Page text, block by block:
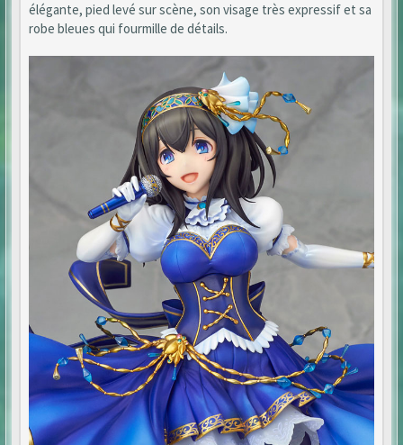
élégante, pied levé sur scène, son visage très expressif et sa
robe bleues qui fourmille de détails.